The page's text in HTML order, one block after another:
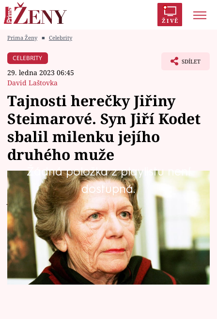
ŽIVĚ
Módní alarm
Témata
Celebrity
Vztahy
Seriály
Horoskopy
Sledujte prima+
Filmový festival Karlovy Vary
Prima Ženy ■ Celebrity
CELEBRITY
29. ledna 2023 06:45
David Laštovka
SDÍLET
Tajnosti herečky Jiřiny
Steimarové. Syn Jiří Kodet
sbalil milenku jejího
druhého muže
Žádná položka z playlistu není
dostupná.
Herečka Jiřina Steimarová, maminka herce
Jiřího Kodeta a herečky Evelýny Steimarové,
neměla život jednoduchý. Ani jedno
manželství jí nevydrželo. Kvůli druhému muži
dokonce přišla o všechno.